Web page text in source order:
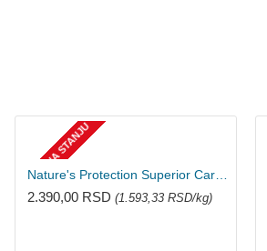
NEMA NA STANJU Nature's Protection Superior Care hrana za mačke - Dark Cat 1.5kg
2.390,00 RSD (1.593,33 RSD/kg)